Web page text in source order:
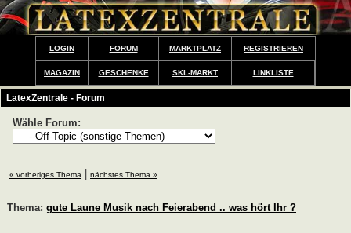
LOGIN FORUM MARKTPLATZ REGISTRIEREN
MAGAZIN GESCHENKE SKL-MARKT LINKLISTE
LatexZentrale - Forum
Wähle Forum:
« vorheriges Thema nächstes Thema »
Thema: gute Laune Musik nach Feierabend .. was hört Ihr ?